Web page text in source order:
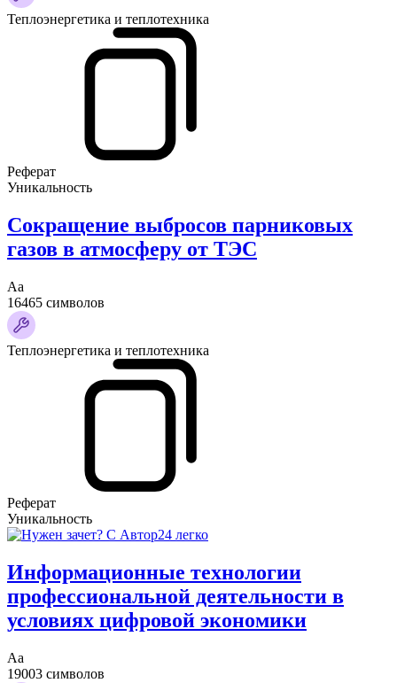
Теплоэнергетика и теплотехника
Реферат
Уникальность
Сокращение выбросов парниковых
газов в атмосферу от ТЭС
Аа
16465 символов
Теплоэнергетика и теплотехника
Реферат
Уникальность
Информационные технологии
профессиональной деятельности в
условиях цифровой экономики
Аа
19003 символов